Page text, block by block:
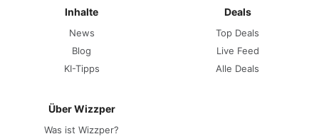
Inhalte
News
Blog
KI-Tipps
Deals
Top Deals
Live Feed
Alle Deals
Über Wizzper
Was ist Wizzper?